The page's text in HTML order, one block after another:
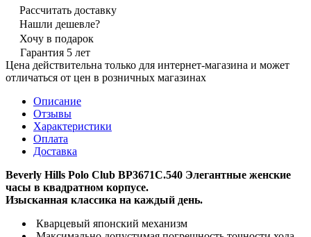
Рассчитать доставку
Нашли дешевле?
Хочу в подарок
Гарантия 5 лет
Цена действительна только для интернет-магазина и может
отличаться от цен в розничных магазинах
Описание
Отзывы
Характеристики
Оплата
Доставка
Beverly Hills Polo Club BP3671C.540 Элегантные женские
часы в квадратном корпусе.
Изысканная классика на каждый день.
Кварцевый японский механизм